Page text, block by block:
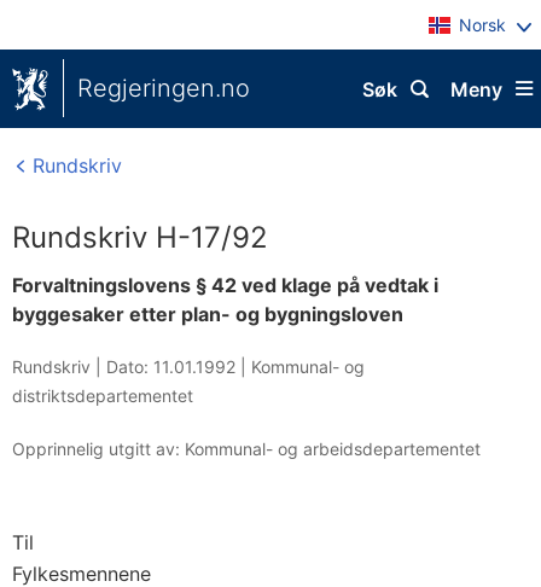
Norsk
Regjeringen.no Meny
Søk
Rundskriv
Rundskriv H-17/92
Forvaltningslovens § 42 ved klage på vedtak i
byggesaker etter plan- og bygningsloven
Rundskriv | Dato: 11.01.1992
Kommunal- og
distriktsdepartementet
Opprinnelig utgitt av: Kommunal- og arbeidsdepartementet
Til
Fylkesmennene